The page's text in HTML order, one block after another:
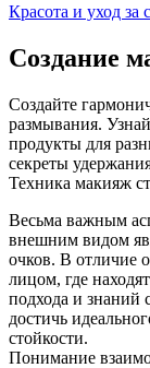
Красота и уход за
Создание
Создайте
размывания.
продукты для
секреты
Техника макияж
Весьма важным
внешним видом
очков. В отличие
лицом, где
подхода и знаний
достичь
стойкости.
Понимание